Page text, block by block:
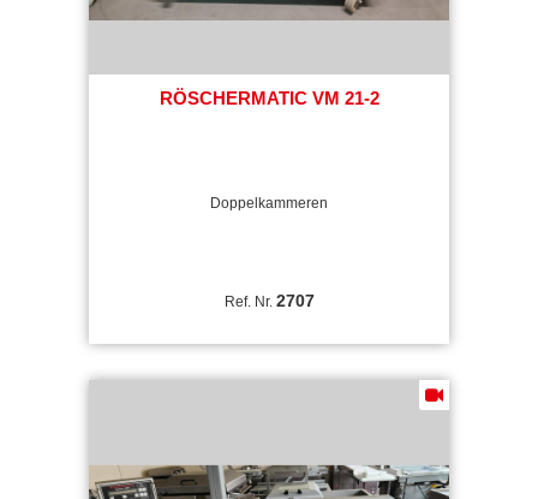
RÖSCHERMATIC VM 21-2
Doppelkammeren
Ref. Nr. 2707